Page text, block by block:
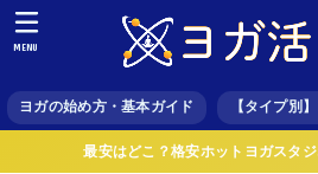
ヨガの始め方・基本ガイド 【タイプ別
MENU
最安はどこ？格安ホットヨガスタ